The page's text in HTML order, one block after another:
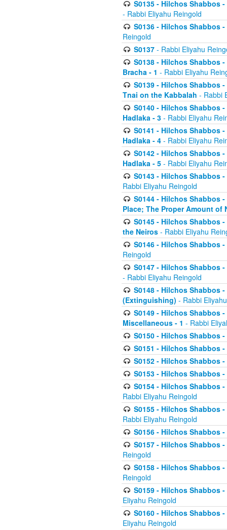
S0135 - Hilchos Shabbos
- Rabbi Eliyahu Reingold
S0136 - Hilchos Shabbos
Reingold
S0137- Rabbi Eliyahu
S0138 - Hilchos Shabbos
Bracha - 1 - Rabbi Eliyahu
S0139 - Hilchos Shabbos
Tnai on the Kabbalah - Rabbi
S0140 - Hilchos Shabbos
Hadlaka - 3 - Rabbi Eliyahu
S0141 - Hilchos Shabbos
Hadlaka - 4 - Rabbi Eliyahu
S0142 - Hilchos Shabbos
Hadlaka - 5 - Rabbi Eliyahu
S0143 - Hilchos Shabbos
Rabbi Eliyahu Reingold
S0144 - Hilchos Shabbos
Place; The Proper Amount of
S0145 - Hilchos Shabbos
the Neiros - Rabbi Eliyahu
S0146 - Hilchos Shabbos
Reingold
S0147 - Hilchos Shabbos
- Rabbi Eliyahu Reingold
S0148 - Hilchos Shabbos
(Extinguishing) - Rabbi
S0149 - Hilchos Shabbos
Miscellaneous - 1 - Rabbi
S0150 - Hilchos Shabbos
S0151 - Hilchos Shabbos
S0152 - Hilchos Shabbos
S0153 - Hilchos Shabbos
S0154 - Hilchos Shabbos
Rabbi Eliyahu Reingold
S0155 - Hilchos Shabbos
Rabbi Eliyahu Reingold
S0156 - Hilchos Shabbos
S0157 - Hilchos Shabbos
Reingold
S0158 - Hilchos Shabbos
Reingold
S0159 - Hilchos Shabbos
Eliyahu Reingold
S0160 - Hilchos Shabbos
Eliyahu Reingold